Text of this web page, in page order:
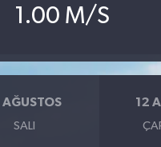
1.00 M/S
AĞUSTOS
SALI
12